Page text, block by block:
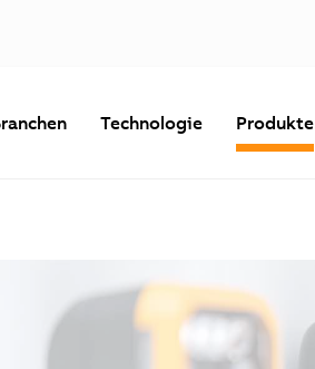
Technologie Produkte